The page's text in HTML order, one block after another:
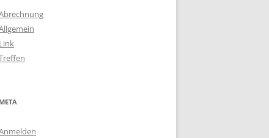
Link
META